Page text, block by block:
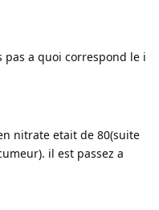
pas a quoi correspond le i
nitrate etait de 80(suite
il est passez a